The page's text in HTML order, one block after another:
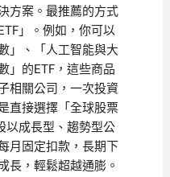
方案。最推薦的方式
」。例如，你可以
」、「人工智能與大
」的ETF，這些商品
相關公司，一次投資
直接選擇「全球股票
以成長型、趨勢型公
月固定扣款，長期下
長，輕鬆超越通膨。